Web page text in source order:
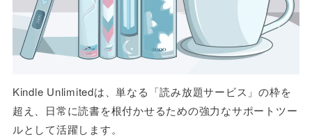
Kindle Unlimitedは、単なる「読み放題サービス」の枠を
超え、日常に読書を根付かせるための強力なサポートツー
ルとして活躍します。